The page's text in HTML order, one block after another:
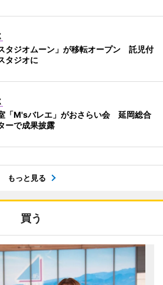
タジオムーン」が移転オープン 託児付
タジオに
「M'sバレエ」がおさらい会 延岡総合
ーで成果披露
もっと見る
買う